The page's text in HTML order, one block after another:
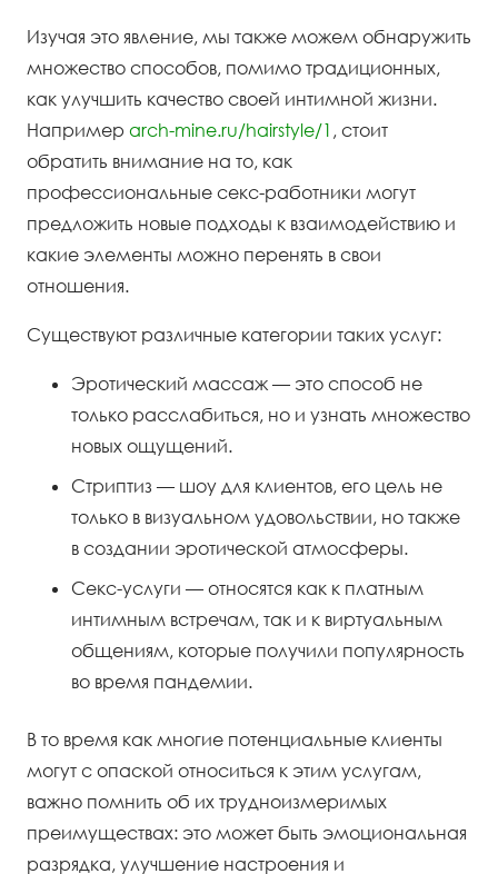
Изучая это явление, мы также можем обнаружить
множество способов, помимо традиционных,
как улучшить качество своей интимной жизни.
Например arch-mine.ru/hairstyle/1 , стоит
обратить внимание на то, как
профессиональные секс-работники могут
предложить новые подходы к взаимодействию и
какие элементы можно перенять в свои
отношения.
Существуют различные категории таких услуг:
Эротический массаж — это способ не
только расслабиться, но и узнать множество
новых ощущений.
Стриптиз — шоу для клиентов, его цель не
только в визуальном удовольствии, но также
в создании эротической атмосферы.
Секс-услуги — относятся как к платным
интимным встречам, так и к виртуальным
общениям, которые получили популярность
во время пандемии.
В то время как многие потенциальные клиенты
могут с опаской относиться к этим услугам,
важно помнить об их трудноизмеримых
преимуществах: это может быть эмоциональная
разрядка, улучшение настроения и